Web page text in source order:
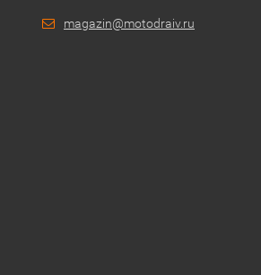
magazin@motodraiv.ru